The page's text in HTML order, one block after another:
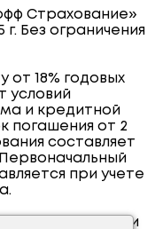
Страхование»
г. Без ограничения
от 18% годовых
условий
и кредитной
погашения от 2
составляет
Первоначальный
при учете
о наличии